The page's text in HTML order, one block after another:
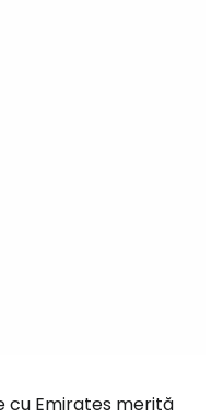
cu Emirates merită